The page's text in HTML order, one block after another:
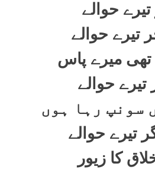
حوالے
تیرے حوالے
تھی میرے پاس
حوالے
سونپ رہا ہوں
تیرے حوالے
کا زیور